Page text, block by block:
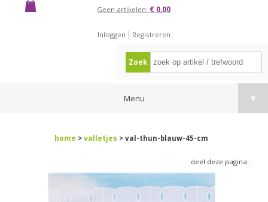
Geen artikelen: € 0,00
Inloggen Registreren
Zoek
Menu ▼
home > valletjes > val-thun-blauw-45-cm
deel deze pagina :